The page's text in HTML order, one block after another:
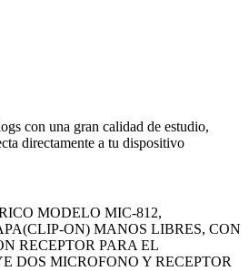
con una gran calidad de estudio,
directamente a tu dispositivo
MODELO MIC-812,
ON) MANOS LIBRES, CON
RECEPTOR PARA EL
DOS MICROFONO Y RECEPTOR